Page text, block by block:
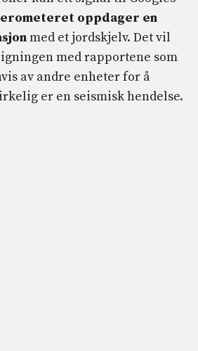
oppdager en
med et jordskjelv. Det vil
med rapportene som
av andre enheter for å
er en seismisk hendelse.